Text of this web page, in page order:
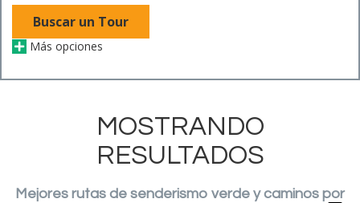
Buscar un Tour
Más opciones
MOSTRANDO
RESULTADOS
Mejores rutas de senderismo verde y caminos por